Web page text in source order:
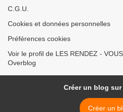
C.G.U.
Cookies et données personnelles
Préférences cookies
Voir le profil de LES RENDEZ -
Overblog
Créer un blog
Créer un